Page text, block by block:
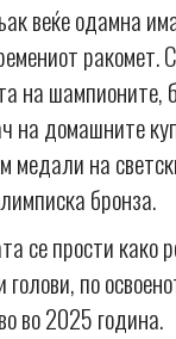
веќе одамна
ракомет.
на шампионите,
на домашните
медали на
бронза.
се прости како
по
во 2025 година.